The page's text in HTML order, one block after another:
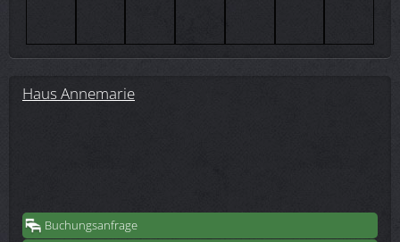
Haus Annemarie
Buchungsanfrage